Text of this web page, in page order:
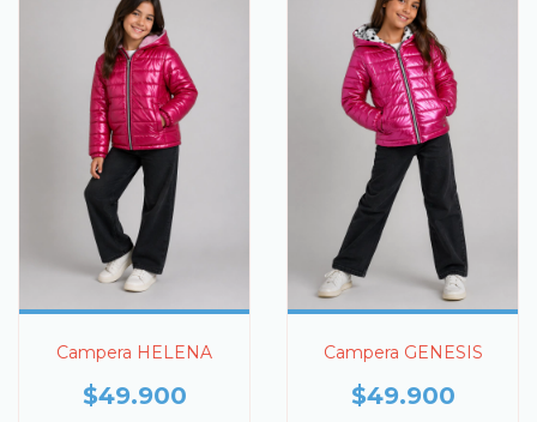
Campera HELENA
$49.900
Campera GENESIS
$49.900